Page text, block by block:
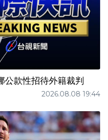
公款性招待外籍裁判
2026.08.08 19:44